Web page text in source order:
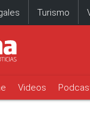
Turismo
Videos